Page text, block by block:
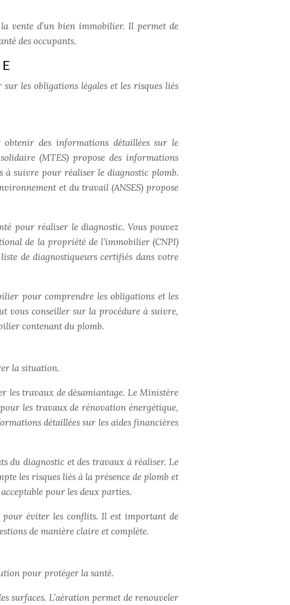
vente d’un bien immobilier. Il permet de
des occupants.
les obligations légales et les risques liés
des informations détaillées sur le
(MTES) propose des informations
à suivre pour réaliser le diagnostic plomb.
et du travail (ANSES) propose
pour réaliser le diagnostic. Vous pouvez
de la propriété de l’immobilier (CNPI)
de diagnostiqueurs certifiés dans votre
pour comprendre les obligations et les
vous conseiller sur la procédure à suivre,
contenant du plomb.
la situation.
les travaux de désamiantage. Le Ministère
les travaux de rénovation énergétique,
détaillées sur les aides financières
du diagnostic et des travaux à réaliser. Le
les risques liés à la présence de plomb et
pour les deux parties.
pour éviter les conflits. Il est important de
de manière claire et complète.
pour protéger la santé.
surfaces. L’aération permet de renouveler